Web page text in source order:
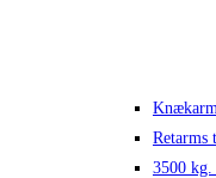
3500